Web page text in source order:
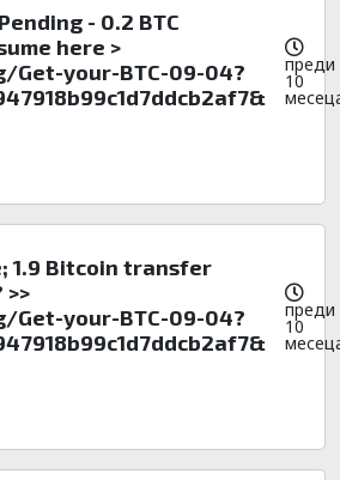
- 0.2 BTC
here >
your-BTC-09-04?
преди
10
1.9 Bitcoin transfer
your-BTC-09-04?
преди
10